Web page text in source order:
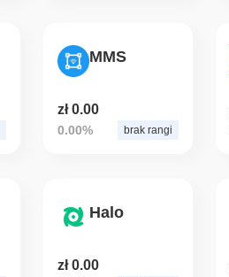
MMS
zł 0.00
0.00% brak rangi
Halo
zł 0.00